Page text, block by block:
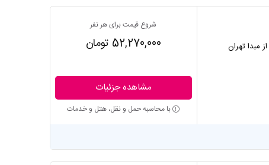
از مبدا تهران
شروع قیمت برای هر نفر
52,270,000 تومان
مشاهده جزئیات
با محاسبه حمل و نقل، هتل و خدمات